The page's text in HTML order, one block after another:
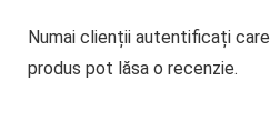
Numai clienții autentificați
produs pot lăsa o recenzie.